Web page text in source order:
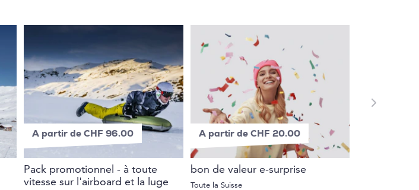
A partir de CHF 96.00
Pack promotionnel - à toute
vitesse sur l'airboard et la luge
A partir de CHF 20.00
bon de valeur e-surprise
Toute la Suisse